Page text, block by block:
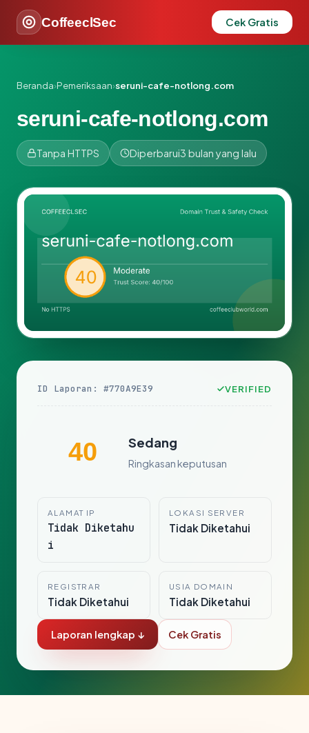
CoffeeclSec Cek Gratis
Beranda›Pemeriksaan›seruni-cafe-notlong.com
seruni-cafe-notlong.com
Tanpa HTTPS Diperbarui3 bulan yang lalu
ID Laporan: #770A9E39 VERIFIED
40 Sedang
Ringkasan keputusan
ALAMAT IP
Tidak Diketahu
i
LOKASI SERVER
Tidak Diketahui
REGISTRAR
Tidak Diketahui
USIA DOMAIN
Tidak Diketahui
Laporan lengkap ↓ Cek Gratis